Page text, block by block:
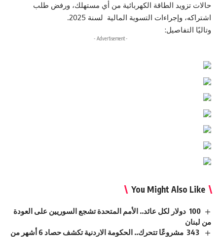
حالات تزويد الطاقة الكهربائية من أي مستهلك، ورفض طلب
اشتراكه، وإجراءات التسوية المالية لسنة 2025.
وتاليًا التفاصيل:
- Advertisement -
You Might Also Like
100 دولار لكل عائد.. الأمم المتحدة تشجع السوريين على العودة
من لبنان
343 مشروعًا تتحرك.. الحكومة الاردنية تكشف حصاد 6 أشهر من